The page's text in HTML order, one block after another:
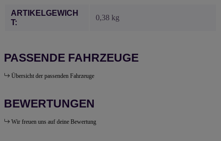
ARTIKELGEWICH
T:
0,38 kg
PASSENDE FAHRZEUGE
Übersicht der passenden Fahrzeuge
BEWERTUNGEN
Wir freuen uns auf deine Bewertung